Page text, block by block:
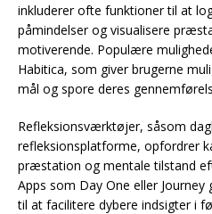
inkluderer ofte funktioner til at
påmindelser og visualisere
motiverende. Populære
Habitica, som giver brugerne
mål og spore deres
Refleksionsværktøjer, såsom
refleksionsplatforme, opfordrer
præstation og mentale tilstand
Apps som Day One eller
til at facilitere dybere indsigter i